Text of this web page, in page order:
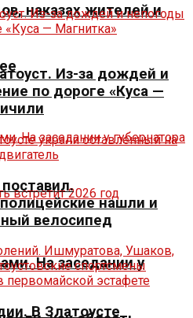
наказах жителей и
На заседании у
Из-за дождей и
по дороге «Куса —
нашли и
велосипед
В Златоусте